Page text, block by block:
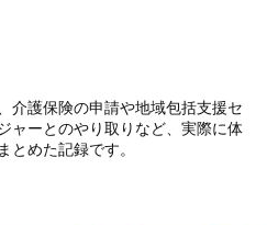
検索
介護保険の申請や地域包括支援セ
ャーとのやり取りなど、実際に体
とめた記録です。